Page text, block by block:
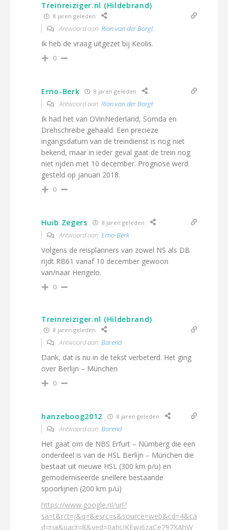
Treinreiziger.nl (Hildebrand)
8 jaren geleden
Antwoord aan Rian van der Borgt
Ik heb de vraag uitgezet bij Keolis.
0
Erno-Berk 8 jaren geleden
Antwoord aan Rian van der Borgt
Ik had het van OVinNederland, Somda en
Drehschreibe gehaald. Een precieze
ingangsdatum van de treindienst is nog niet
bekend, maar in ieder geval gaat de trein nog
niet rijden met 10 december. Prognose werd
gesteld op januari 2018.
0
Huib Zegers 8 jaren geleden
Antwoord aan Erno-Berk
Volgens de reisplanners van zowel NS als DB
rijdt RB61 vanaf 10 december gewoon
van/naar Hengelo.
0
Treinreiziger.nl (Hildebrand)
8 jaren geleden
Antwoord aan Barend
Dank, dat is nu in de tekst verbeterd. Het ging
over Berlijn – München
0
hanzeboog2012 8 jaren geleden
Antwoord aan Barend
Het gaat om de NBS Erfurt – Nürnberg die een
onderdeel is van de HSL Berlijn – München die
bestaat uit nieuwe HSL (300 km p/u) en
gemoderniseerde snellere bestaande
spoorlijnen (200 km p/u)
https://www.google.nl/url?
sa=t&rct=j&q=&esrc=s&source=web&cd=4&ca
d=rja&uact=8&ved=0ahUKEwj6zaCe797XAhW